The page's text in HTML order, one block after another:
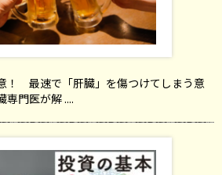
！ 最速で「肝臓」を傷つけてしまう意
門医が解 ....